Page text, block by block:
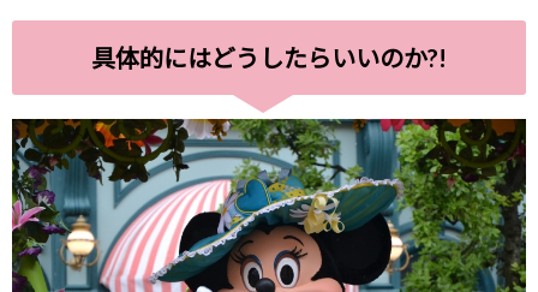
具体的にはどうしたらいいのか?!